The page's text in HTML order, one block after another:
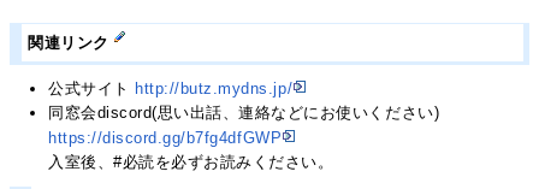
関連リンク
公式サイト
http://butz.mydns.jp/
同窓会discord(思い出話、連絡などにお使いください)
https://discord.gg/b7fg4dfGWP
入室後、#必読を必ずお読みください。